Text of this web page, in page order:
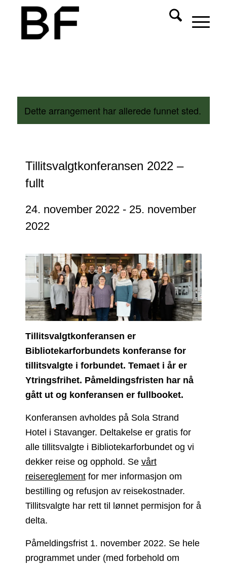
Dette arrangement har allerede funnet sted.
Tillitsvalgtkonferansen 2022 –
fullt
24. november 2022- 25. november
2022
Tillitsvalgtkonferansen er
Bibliotekarforbundets konferanse for
tillitsvalgte i forbundet. Temaet i år er
Ytringsfrihet. Påmeldingsfristen har nå
gått ut og konferansen er fullbooket.
Konferansen avholdes på Sola Strand
Hotel i Stavanger. Deltakelse er gratis for
alle tillitsvalgte i Bibliotekarforbundet og vi
dekker reise og opphold. Se vårt
reisereglementfor mer informasjon om
bestilling og refusjon av reisekostnader.
Tillitsvalgte har rett til lønnet permisjon for å
delta.
Påmeldingsfrist 1. november 2022. Se hele
programmet under (med forbehold om